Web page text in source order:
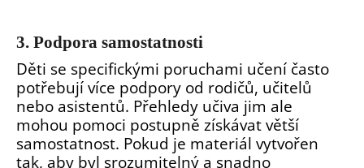
3. Podpora samostatnosti
Děti se specifickými poruchami učení často
potřebují více podpory od rodičů, učitelů
nebo asistentů. Přehledy učiva jim ale
mohou pomoci postupně získávat větší
samostatnost. Pokud je materiál vytvořen
tak, aby byl srozumitelný a snadno